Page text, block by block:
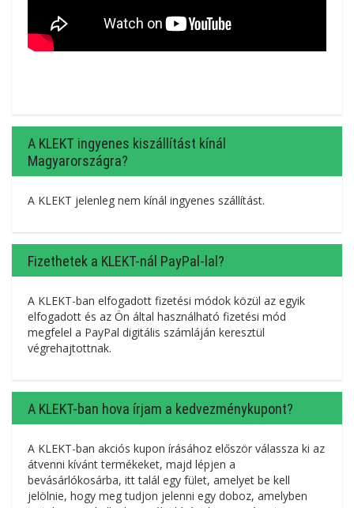
A KLEKT ingyenes kiszállítást kínál
Magyarországra?
A KLEKT jelenleg nem kínál ingyenes szállítást.
Fizethetek a KLEKT-nál PayPal-lal?
A KLEKT-ban elfogadott fizetési módok közül az egyik
elfogadott és az Ön által használható fizetési mód
megfelel a PayPal digitális számláján keresztül
végrehajtottnak.
A KLEKT-ban hova írjam a kedvezménykupont?
A KLEKT-ban akciós kupon írásához először válassza ki az
átvenni kívánt termékeket, majd lépjen a
bevásárlókosárba, itt talál egy fület, amelyet be kell
jelölnie, hogy meg tudjon jelenni egy doboz, amelyben